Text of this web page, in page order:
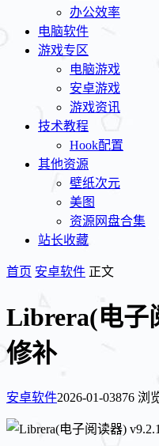
办公效率
电脑软件
游戏专区
电脑游戏
安卓游戏
游戏资讯
技术教程
Hook配置
其他资源
壁纸次元
美图
资源网盘合集
站长收藏
首页 安卓软件 正文
Librera(电子
修补
安卓软件2026-01-03876 浏